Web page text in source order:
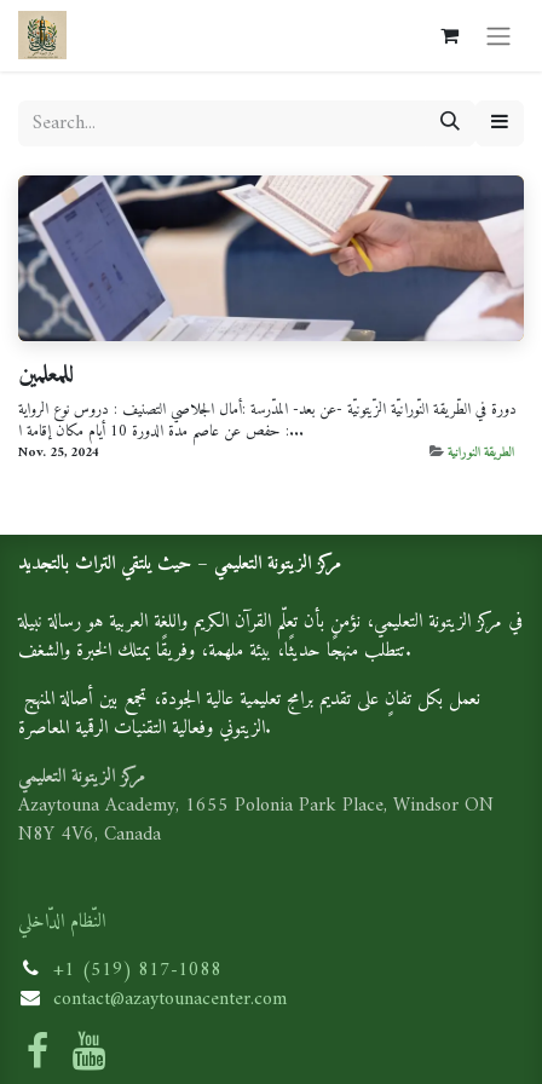
للمعلمين
دورة في الطّريقة النّورانيّة الزّيتونيّة -عن بعد- المدّرسة :أمال الجلاصي التصنيف : دروس نوع الرواية
: حفص عن عاصم مدة الدورة 10 أيام مكان إقامة ا...
Nov. 25, 2024 الطريقة النورانية
مركز الزيتونة التعليمي – حيث يلتقي التراث بالتجديد
في مركز الزيتونة التعليمي، نؤمن بأن تعلّم القرآن الكريم واللغة العربية هو رسالة نبيلة
تتطلب منهجًا حديثًا، بيئة ملهمة، وفريقًا يمتلك الخبرة والشغف.
الزيتوني وفعالية التقنيات الرقمية المعاصرة.
مركز الزيتونة التعليمي
Azaytouna Academy, 1655 Polonia Park Place, Windsor ON
N8Y 4V6, Canada
النّظام الدّاخلي
+1 (519) 817-1088
contact@azaytounacenter.com